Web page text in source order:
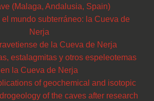
(Malaga, Andalusia, Spain)
mundo subterráneo: la Cueva de
Nerja
de la Cueva de Nerja
estalagmitas y otros espeleotemas
en la Cueva de Nerja
of geochemical and isotopic
of the caves after research